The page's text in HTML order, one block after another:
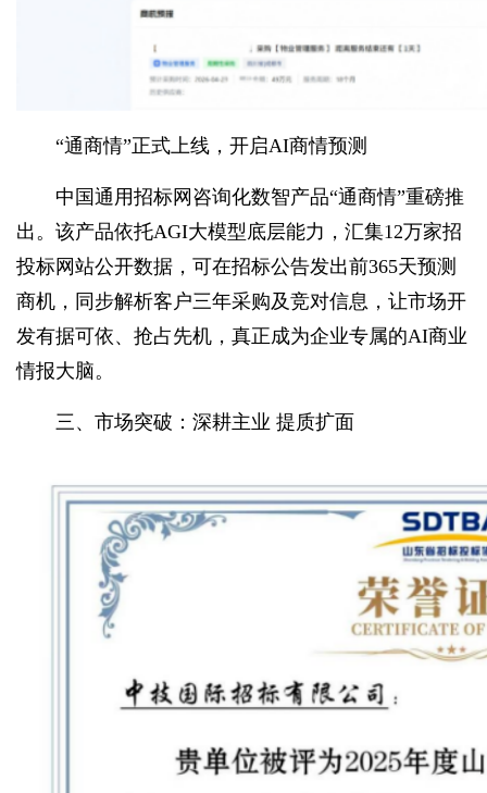
“通商情”正式上线，开启AI商情预测
中国通用招标网咨询化数智产品“通商情”重磅推
出。该产品依托AGI大模型底层能力，汇集12万家招
投标网站公开数据，可在招标公告发出前365天预测
商机，同步解析客户三年采购及竞对信息，让市场开
发有据可依、抢占先机，真正成为企业专属的AI商业
情报大脑。
三、市场突破：深耕主业 提质扩面